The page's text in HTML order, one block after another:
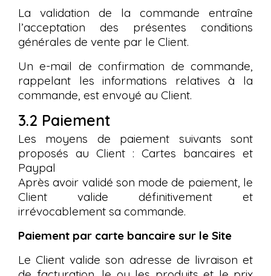
La validation de la commande entraîne
l’acceptation des présentes conditions
générales de vente par le Client.
Un e-mail de confirmation de commande,
rappelant les informations relatives à la
commande, est envoyé au Client.
3.2 Paiement
Les moyens de paiement suivants sont
proposés au Client : Cartes bancaires et
Paypal
Après avoir validé son mode de paiement, le
Client valide définitivement et
irrévocablement sa commande.
Paiement par carte bancaire sur le Site
Le Client valide son adresse de livraison et